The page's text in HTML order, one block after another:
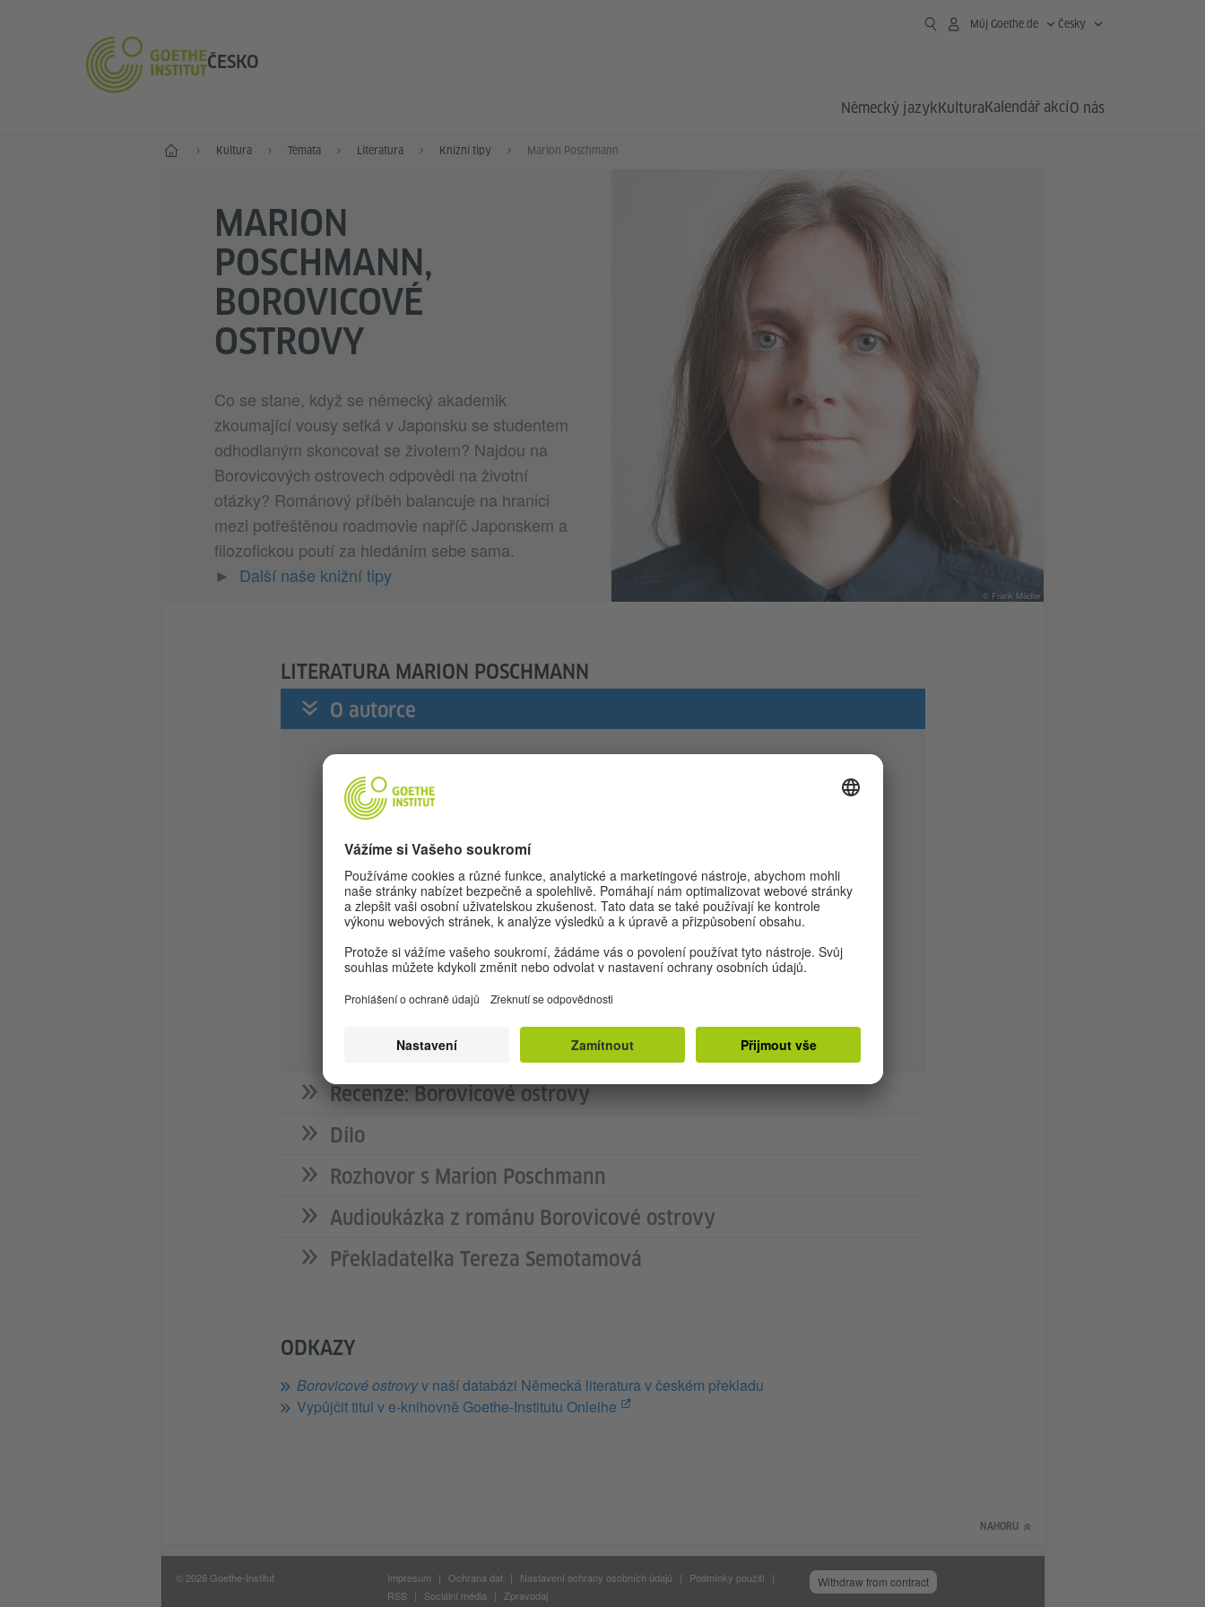
ČESKO
Můj Goethe.de Česky
Německý jazykKulturaKalendář akcíO nás
Hlavní stránkaKultura Témata Literatura Knižní tipy Marion Poschmann
MARION
POSCHMANN,
BOROVICOVÉ
OSTROVY
Co se stane, když se německý akademik
zkoumající vousy setká v Japonsku se studentem
odhodlaným skoncovat se životem? Najdou na
Borovicových ostrovech odpovědi na životní
otázky? Románový příběh balancuje na hranici
mezi potřeštěnou roadmovie napříč Japonskem a
filozofickou poutí za hledáním sebe sama.
► Další naše knižní tipy
© Frank Mädler
LITERATURA MARION POSCHMANN
O autorce
vystudovala germanistiku, filozofii a slavistiku v Bonnu a Berlíně a
navštěvovala obor scénického psaní na Univerzitě umění v Berlíně.
Vyučovala němčinu v rámci projektu pro základní školy.
V roce 2002 debutovala románemBaden bei Gewitter(2002, Koupání za
bouřky). Poté následovaly lyrické sbírky a další romány. Marion Poschmann
získala Cenu Petera Huchela a Cenu Ernsta Meistera za lyriku. Román
Sonnenposition(2013, Sluneční pozice) se dostal do užšího výběru
2017,Borovicové ostrovy, 2019) byl nominován na mezinárodní Man
Bookerovu cenu. Marion Poschmann žije v Berlíně.
Recenze: Borovicové ostrovy
Dílo
Rozhovor s Marion Poschmann
Audioukázka z románu Borovicové ostrovy
Překladatelka Tereza Semotamová
ODKAZY
Borovicové ostrovyv naší databázi Německá literatura v českém překladu
Vypůjčit titul v e-knihovně Goethe-Institutu Onleihe
NAHORU
© 2026 Goethe-Institut Impresum Ochrana dat Nastavení ochrany osobních údajů
Podmínky použití
RSS
Sociální média Zpravodaj
Withdraw from contract